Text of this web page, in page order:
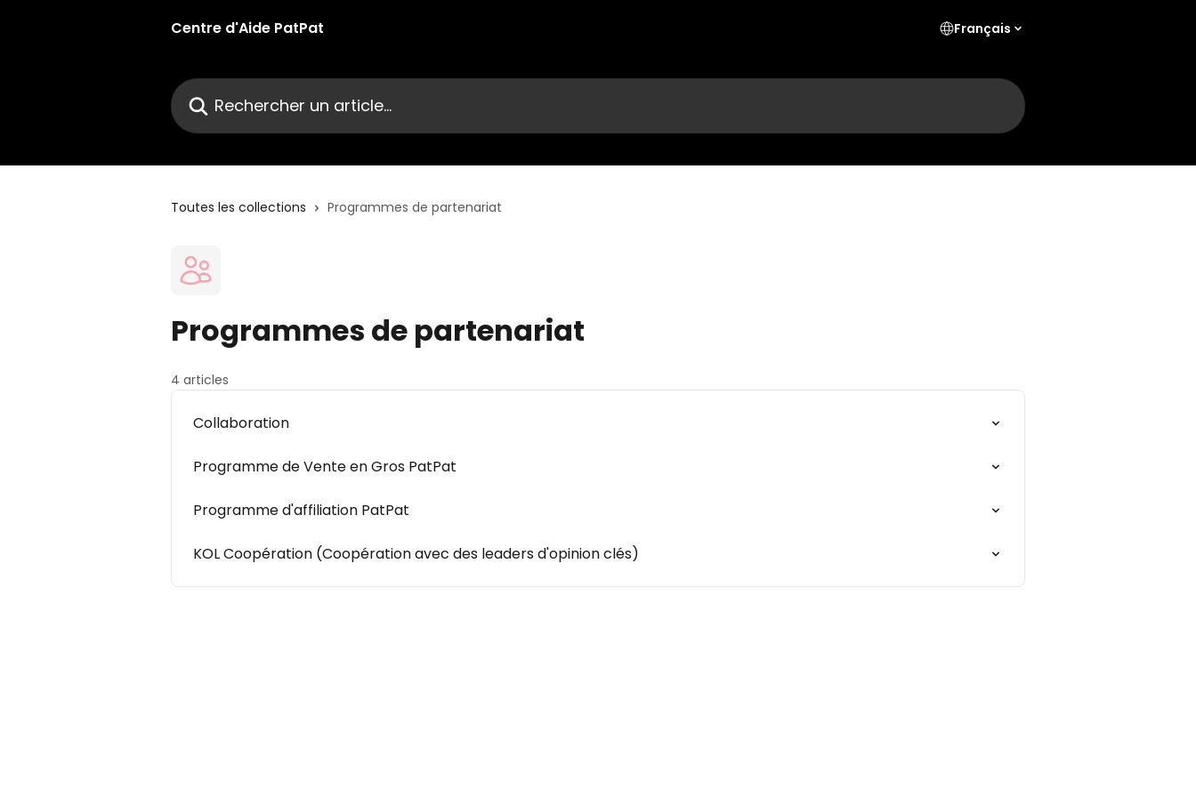
Centre d'Aide PatPat
Français
Rechercher un article...
Toutes les collections Programmes de partenariat
Programmes de partenariat
4 articles
Collaboration
Programme de Vente en Gros PatPat
Programme d'affiliation PatPat
KOL Coopération (Coopération avec des leaders d'opinion clés)